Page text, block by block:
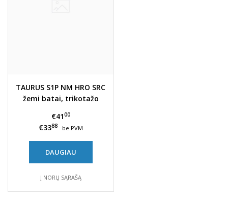
TAURUS S1P NM HRO SRC
žemi batai, trikotažo
€4100
€3388 be PVM
DAUGIAU
Į NORŲ SĄRAŠĄ